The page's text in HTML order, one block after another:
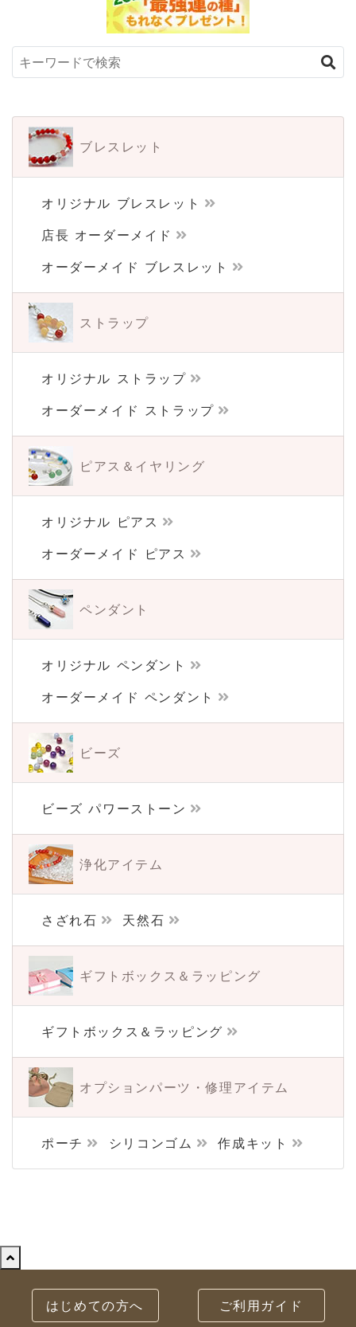
ブレスレット
オリジナル ブレスレット
店長 オーダーメイド
オーダーメイド ブレスレット
ストラップ
オリジナル ストラップ
オーダーメイド ストラップ
ピアス＆イヤリング
オリジナル ピアス
オーダーメイド ピアス
ペンダント
オリジナル ペンダント
オーダーメイド ペンダント
ビーズ
ビーズ パワーストーン
浄化アイテム
さざれ石 天然石
ギフトボックス＆ ラッピング
ギフトボックス＆ラッピング
オプションパーツ・修理アイテム
ポーチ シリコンゴム 作成キット
はじめての方へ ご利用ガイド